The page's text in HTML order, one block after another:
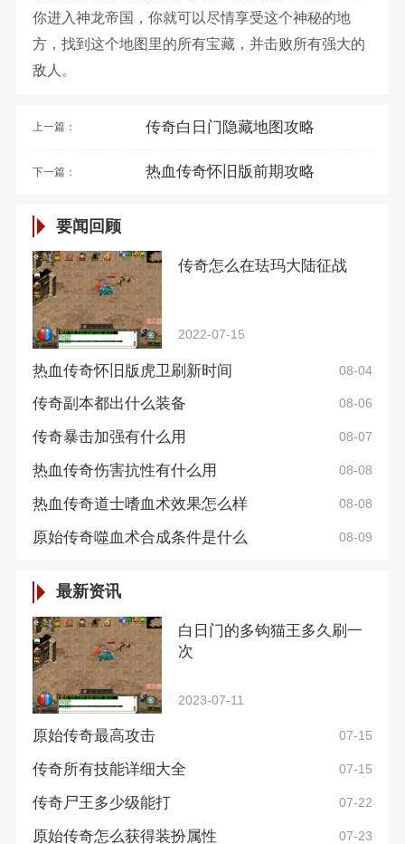
你进入神龙帝国，你就可以尽情享受这个神秘的地
方，找到这个地图里的所有宝藏，并击败所有强大的
敌人。
上一篇： 传奇白日门隐藏地图攻略
下一篇： 热血传奇怀旧版前期攻略
要闻回顾
传奇怎么在珐玛大陆征战
2022-07-15
热血传奇怀旧版虎卫刷新时间 08-04
传奇副本都出什么装备 08-06
传奇暴击加强有什么用 08-07
热血传奇伤害抗性有什么用 08-08
热血传奇道士嗜血术效果怎么样 08-08
原始传奇噬血术合成条件是什么 08-09
最新资讯
白日门的多钩猫王多久刷一
次
2023-07-11
原始传奇最高攻击 07-15
传奇所有技能详细大全 07-15
传奇尸王多少级能打 07-22
原始传奇怎么获得装扮属性 07-23